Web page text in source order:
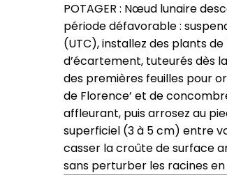
POTAGER : Nœud lunaire
période défavorable :
(UTC), installez des plants
d’écartement, tuteurés dès
des premières feuilles pour
de Florence’ et de
affleurant, puis arrosez au
superficiel (3 à 5 cm) entre
casser la croûte de surface
sans perturber les racines